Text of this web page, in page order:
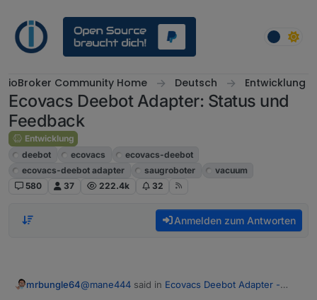
ioBroker Community Home Deutsch Entwicklung
Ecovacs Deebot Adapter: Status und
Feedback
Entwicklung
deebot
ecovacs
ecovacs-deebot
ecovacs-deebot adapter
saugroboter
vacuum
580
37 222.4k 32
Anmelden zum Antworten
mrbungle64@mane444 said in Ecovacs Deebot Adapter -